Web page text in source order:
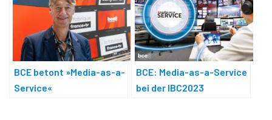
BCE betont »Media-as-a-
Service«
BCE: Media-as-a-Service
bei der IBC2023